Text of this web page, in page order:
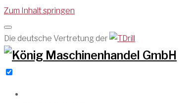
Zum Inhalt springen
Die deutsche Vertretung der